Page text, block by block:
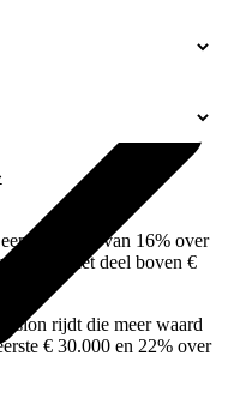
bijtelling van 16% over
Voor het deel boven €
rijdt die meer waard
€ 30.000 en 22% over